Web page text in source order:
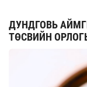
ДУНДГОВЬ
ТӨСВИЙН